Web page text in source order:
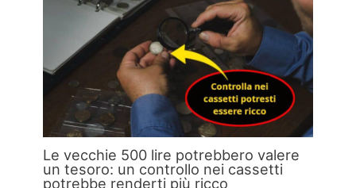
Le vecchie 500 lire potrebbero valere
un tesoro: un controllo nei cassetti
potrebbe renderti più ricco